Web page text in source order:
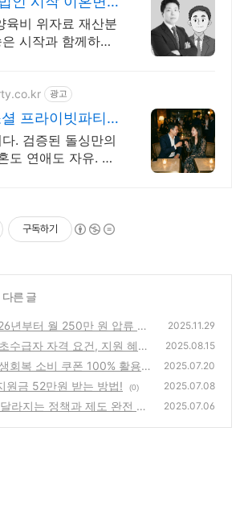
비밀상담
육비 위자료 재산분
시작과 함께하세
광고
프라이빗파티
라이빗한 파티
. 검증된 돌싱만의
도 연애도 자유. 3
구독하기
다른 글
년부터 월 250만 원 압류 금
2025.11.29
수급자 자격 요건, 지원 혜
항 총정리!
(0)
2025.08.15
회복 소비 쿠폰 100% 활용
2025.07.20
원금 52만원 받는 방법! (0) 2025.07.08
라지는 정책과 제도 완전 정
2025.07.06